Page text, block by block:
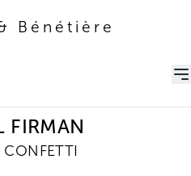
Bénétière
FIRMAN
CONFETTI